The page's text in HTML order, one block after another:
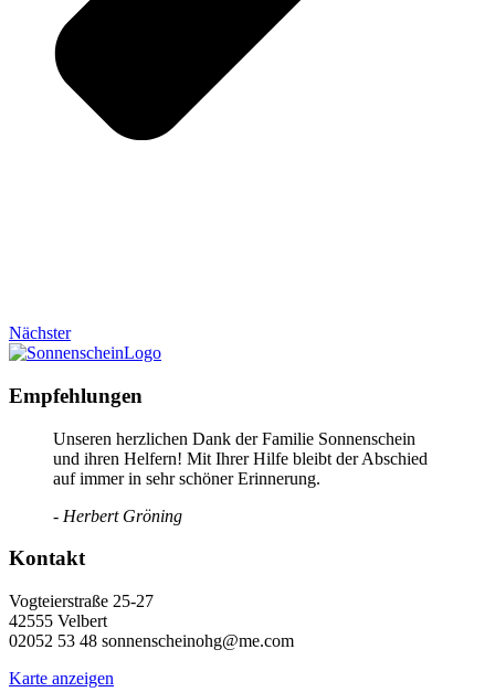
Nächster
Empfehlungen
Unseren herzlichen Dank der Familie Sonnenschein
und ihren Helfern! Mit Ihrer Hilfe bleibt der Abschied
auf immer in sehr schöner Erinnerung.
- Herbert Gröning
Kontakt
Vogteierstraße 25-27
42555 Velbert
02052 53 48 sonnenscheinohg@me.com
Karte anzeigen